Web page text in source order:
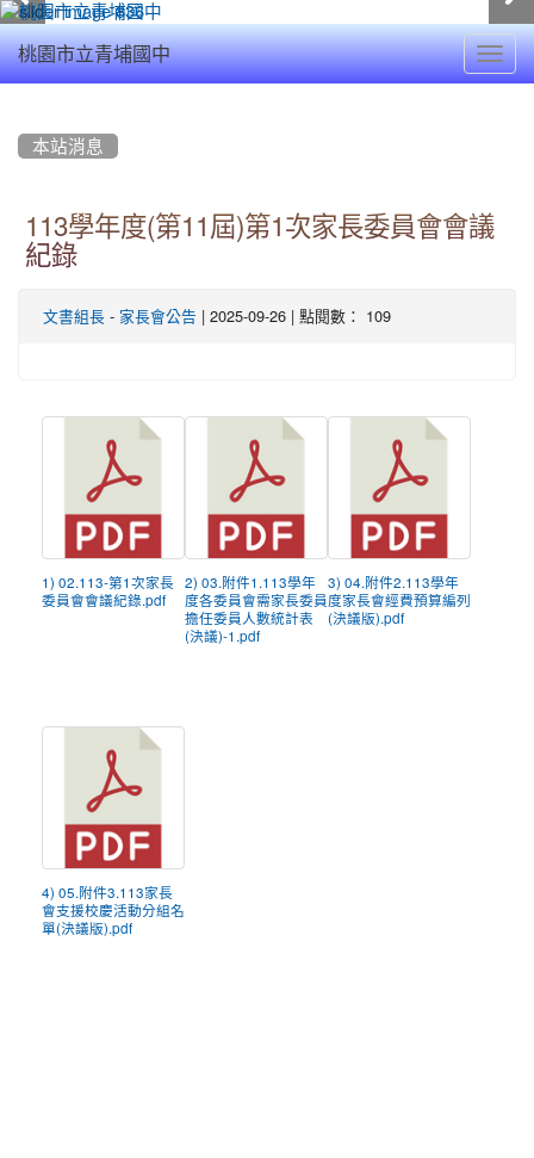
桃園市立青埔國中
本站消息
113學年度(第11屆)第1次家長委員會會議
紀錄
文書組長 - 家長會公告 | 2025-09-26 | 點閱數： 109
1) 02.113-第1次家長
委員會會議紀錄.pdf
2) 03.附件1.113學年
度各委員會需家長委員
擔任委員人數統計表
(決議)-1.pdf
3) 04.附件2.113學年
度家長會經費預算編列
(決議版).pdf
4) 05.附件3.113家長
會支援校慶活動分組名
單(決議版).pdf